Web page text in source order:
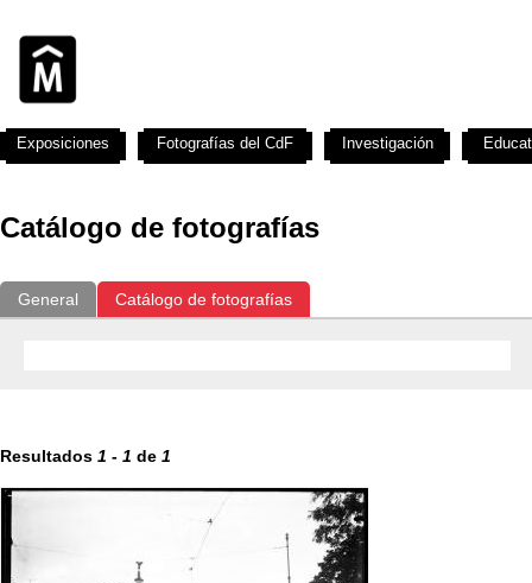
Catálogo de fotografías
General Catálogo de fotografías
Resultados 1 - 1 de 1
Exposiciones Fotografías del CdF Investigación